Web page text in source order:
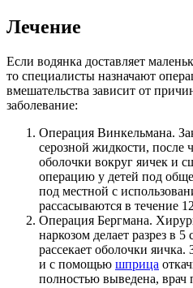
Лечение
Если водянка доставляет
то специалисты назначают
вмешательства зависит от
заболевание:
Операция Винкельмана.
серозной жидкости, после
оболочки вокруг яичек и
операцию у детей под
под местной с
рассасываются в течение
Операция Бергмана.
наркозом делает разрез в
рассекает оболочки яичка.
и с помощью шприца
полностью выведена, врач